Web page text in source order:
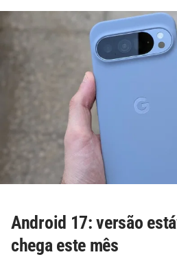
Android 17: versão
chega este mês